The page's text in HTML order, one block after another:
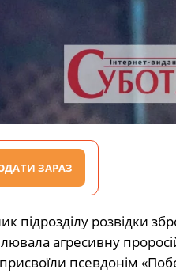
ЗАРАЗ
підрозділу розвідки
агресивну
псевдонім